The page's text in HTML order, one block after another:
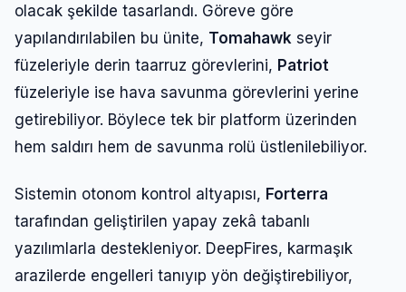
olacak şekilde tasarlandı. Göreve göre
yapılandırılabilen bu ünite, Tomahawk seyir
füzeleriyle derin taarruz görevlerini, Patriot
füzeleriyle ise hava savunma görevlerini yerine
getirebiliyor. Böylece tek bir platform üzerinden
hem saldırı hem de savunma rolü üstlenilebiliyor.
Sistemin otonom kontrol altyapısı, Forterra
tarafından geliştirilen yapay zekâ tabanlı
yazılımlarla destekleniyor. DeepFires, karmaşık
arazilerde engelleri tanıyıp yön değiştirebiliyor,